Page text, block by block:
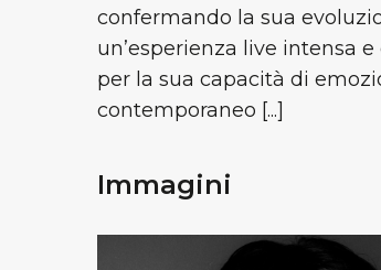
confermando la sua
un’esperienza live intensa
per la sua capacità di
contemporaneo [...]
Immagini